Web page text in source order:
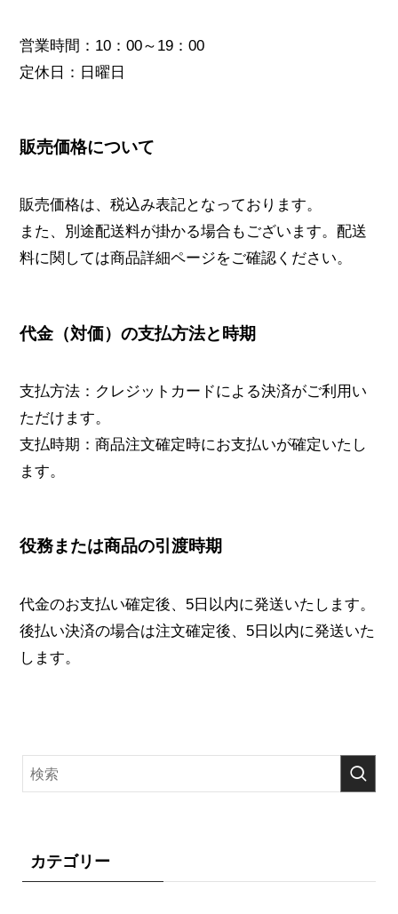
営業時間：10：00～19：00
定休日：日曜日
販売価格について
販売価格は、税込み表記となっております。
また、別途配送料が掛かる場合もございます。配送
料に関しては商品詳細ページをご確認ください。
代金（対価）の支払方法と時期
支払方法：クレジットカードによる決済がご利用い
ただけます。
支払時期：商品注文確定時にお支払いが確定いたし
ます。
役務または商品の引渡時期
代金のお支払い確定後、5日以内に発送いたします。
後払い決済の場合は注文確定後、5日以内に発送いた
します。
カテゴリー